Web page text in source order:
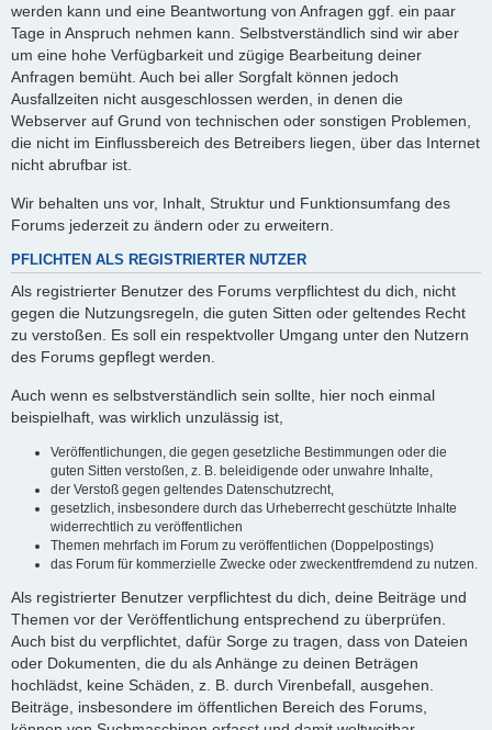
werden kann und eine Beantwortung von Anfragen ggf. ein paar
Tage in Anspruch nehmen kann. Selbstverständlich sind wir aber
um eine hohe Verfügbarkeit und zügige Bearbeitung deiner
Anfragen bemüht. Auch bei aller Sorgfalt können jedoch
Ausfallzeiten nicht ausgeschlossen werden, in denen die
Webserver auf Grund von technischen oder sonstigen Problemen,
die nicht im Einflussbereich des Betreibers liegen, über das Internet
nicht abrufbar ist.
Wir behalten uns vor, Inhalt, Struktur und Funktionsumfang des
Forums jederzeit zu ändern oder zu erweitern.
PFLICHTEN ALS REGISTRIERTER NUTZER
Als registrierter Benutzer des Forums verpflichtest du dich, nicht
gegen die Nutzungsregeln, die guten Sitten oder geltendes Recht
zu verstoßen. Es soll ein respektvoller Umgang unter den Nutzern
des Forums gepflegt werden.
Auch wenn es selbstverständlich sein sollte, hier noch einmal
beispielhaft, was wirklich unzulässig ist,
Veröffentlichungen, die gegen gesetzliche Bestimmungen oder die
guten Sitten verstoßen, z. B. beleidigende oder unwahre Inhalte,
der Verstoß gegen geltendes Datenschutzrecht,
gesetzlich, insbesondere durch das Urheberrecht geschützte Inhalte
widerrechtlich zu veröffentlichen
Themen mehrfach im Forum zu veröffentlichen (Doppelpostings)
das Forum für kommerzielle Zwecke oder zweckentfremdend zu nutzen.
Als registrierter Benutzer verpflichtest du dich, deine Beiträge und
Themen vor der Veröffentlichung entsprechend zu überprüfen.
Auch bist du verpflichtet, dafür Sorge zu tragen, dass von Dateien
oder Dokumenten, die du als Anhänge zu deinen Beträgen
hochlädst, keine Schäden, z. B. durch Virenbefall, ausgehen.
Beiträge, insbesondere im öffentlichen Bereich des Forums,